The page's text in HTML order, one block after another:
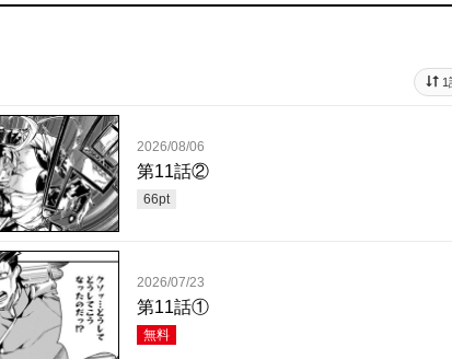
1
2026/08/06
第11話②
66pt
2026/07/23
第11話①
無料